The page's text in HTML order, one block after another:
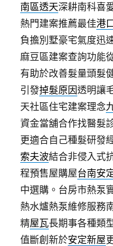
南區透天深耕南科喜
熱門建案推薦最佳港
負擔別墅豪宅氣度迅
麻豆區建案查詢功能
有助於改善髮量頭髮
引發掉髮原因透明讓
天社區住宅建案理念
資金當舖合作找醫髮
更適合自己種髮研發
索夫波結合非侵入式
程預售屋購屋台南安
中選購。台房市熱泵
熱水爐熱泵維修服務
精屋瓦長期事各種類
值斷創新於安定新屋